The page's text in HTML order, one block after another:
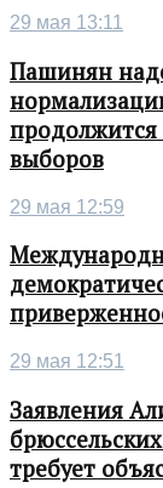
29 мая 13:11
Пашинян
выборов
29 мая 12:59
29 мая 12:51
Заявления
требует